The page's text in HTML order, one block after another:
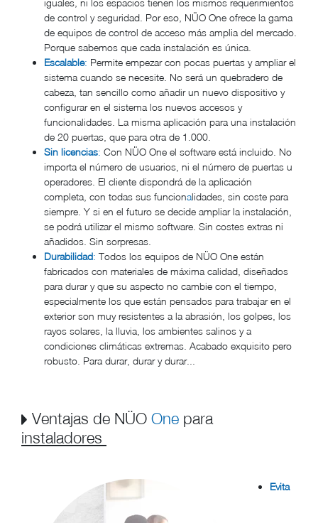
de control y seguridad. Por eso, NÜO One ofrece la gama
de equipos de control de acceso más amplia del mercado.
Porque sabemos que cada instalación es única.
Escalable: Permite empezar con pocas puertas y ampliar el
sistema cuando se necesite. No será un quebradero de
cabeza, tan sencillo como añadir un nuevo dispositivo y
configurar en el sistema los nuevos accesos y
funcionalidades. La misma aplicación para una instalación
de 20 puertas, que para otra de 1.000.
Sin licencias: Con NÜO One el software está incluido. No
importa el número de usuarios, ni el número de puertas u
operadores. El cliente dispondrá de la aplicación
completa, con todas sus funcionalidades, sin coste para
siempre. Y si en el futuro se decide ampliar la instalación,
se podrá utilizar el mismo software. Sin costes extras ni
añadidos. Sin sorpresas.
Durabilidad: Todos los equipos de NÜO One están
fabricados con materiales de máxima calidad, diseñados
para durar y que su aspecto no cambie con el tiempo,
especialmente los que están pensados para trabajar en el
exterior son muy resistentes a la abrasión, los golpes, los
rayos solares, la lluvia, los ambientes salinos y a
condiciones climáticas extremas. Acabado exquisito pero
robusto. Para durar, durar y durar...
Ventajas de NÜOOne para
instaladores
Evita